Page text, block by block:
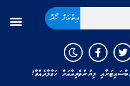
އިތުރަށް ހޯދާ
ލިޔުންތެރިއާއަށް ހަވާލާދެއްވާ!